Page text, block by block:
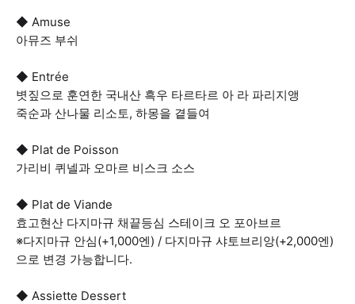
◆ Amuse
아뮤즈 부쉬
◆ Entrée
볏짚으로 훈연한 국내산 흑우 타르타르 아 라 파리지앵
죽순과 산나물 리소토, 하몽을 곁들여
◆ Plat de Poisson
가리비 퀴넬과 오마르 비스크 소스
◆ Plat de Viande
효고현산 다지마규 채끝등심 스테이크 오 포아브르
※다지마규 안심(+1,000엔) / 다지마규 샤토브리앙(+2,000엔)
으로 변경 가능합니다.
◆ Assiette Dessert